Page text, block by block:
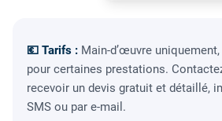
💶 Tarifs : Main-d’œuvre
pour certaines prestations.
recevoir un devis gratuit et détaillé,
SMS ou par e-mail.